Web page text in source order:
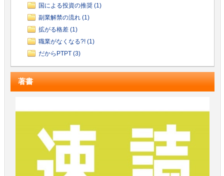
国による投資の推奨 (1)
副業解禁の流れ (1)
拡がる格差 (1)
職業がなくなる?! (1)
だからPTPT (3)
著書